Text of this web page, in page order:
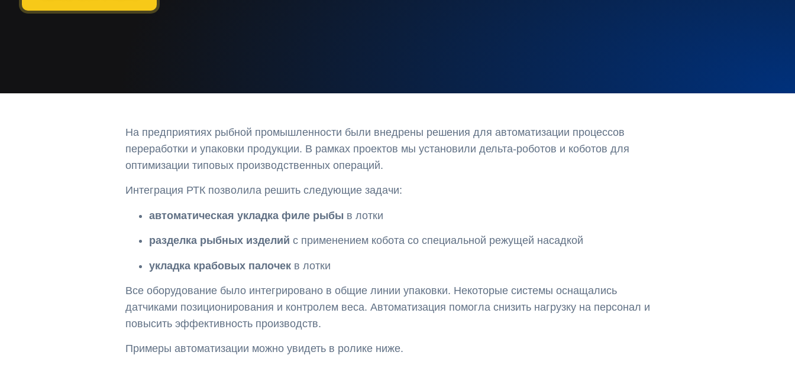
На предприятиях рыбной промышленности были внедрены решения для автоматизации процессов
переработки и упаковки продукции. В рамках проектов мы установили дельта-роботов и коботов для
оптимизации типовых производственных операций.
Интеграция РТК позволила решить следующие задачи:
автоматическая укладка филе рыбы в лотки
разделка рыбных изделий с применением кобота со специальной режущей насадкой
укладка крабовых палочек в лотки
Все оборудование было интегрировано в общие линии упаковки. Некоторые системы оснащались
датчиками позиционирования и контролем веса. Автоматизация помогла снизить нагрузку на персонал и
повысить эффективность производств.
Примеры автоматизации можно увидеть в ролике ниже.